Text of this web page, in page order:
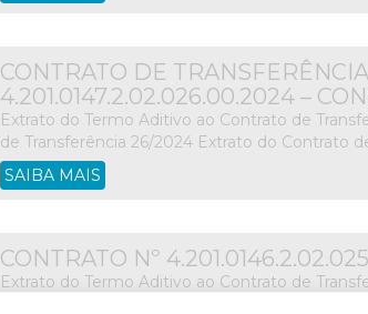
CONTRATO DE
4.201.0147.2.02.026.00.2024 –
Extrato do Termo Aditivo ao Contrato de
de Transferência 26/2024 Extrato do Contrato
SAIBA MAIS
CONTRATO Nº
Extrato do Termo Aditivo ao Contrato de